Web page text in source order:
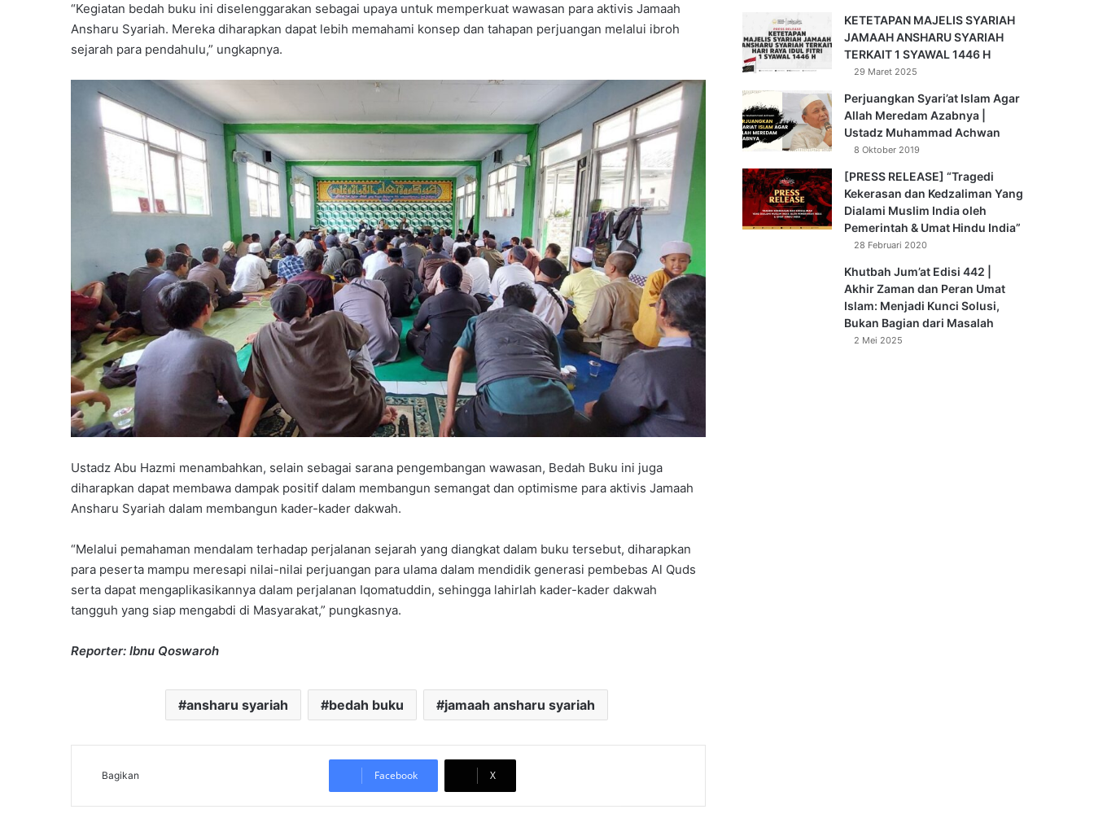
“Kegiatan bedah buku ini diselenggarakan sebagai upaya untuk memperkuat wawasan para aktivis Jamaah
Ansharu Syariah. Mereka diharapkan dapat lebih memahami konsep dan tahapan perjuangan melalui ibroh
sejarah para pendahulu,” ungkapnya.
Ustadz Abu Hazmi menambahkan, selain sebagai sarana pengembangan wawasan, Bedah Buku ini juga
diharapkan dapat membawa dampak positif dalam membangun semangat dan optimisme para aktivis Jamaah
Ansharu Syariah dalam membangun kader-kader dakwah.
“Melalui pemahaman mendalam terhadap perjalanan sejarah yang diangkat dalam buku tersebut, diharapkan
para peserta mampu meresapi nilai-nilai perjuangan para ulama dalam mendidik generasi pembebas Al Quds
serta dapat mengaplikasikannya dalam perjalanan Iqomatuddin, sehingga lahirlah kader-kader dakwah
tangguh yang siap mengabdi di Masyarakat,” pungkasnya.
Reporter: Ibnu Qoswaroh
ansharu syariah bedah buku jamaah ansharu syariah
Bagikan Facebook X
KETETAPAN MAJELIS SYARIAH
JAMAAH ANSHARU SYARIAH
TERKAIT 1 SYAWAL 1446 H
29 Maret 2025
Perjuangkan Syari’at Islam Agar
Allah Meredam Azabnya |
Ustadz Muhammad Achwan
8 Oktober 2019
[PRESS RELEASE] “Tragedi
Kekerasan dan Kedzaliman Yang
Dialami Muslim India oleh
Pemerintah & Umat Hindu India”
28 Februari 2020
Khutbah Jum’at Edisi 442 |
Akhir Zaman dan Peran Umat
Islam: Menjadi Kunci Solusi,
Bukan Bagian dari Masalah
2 Mei 2025